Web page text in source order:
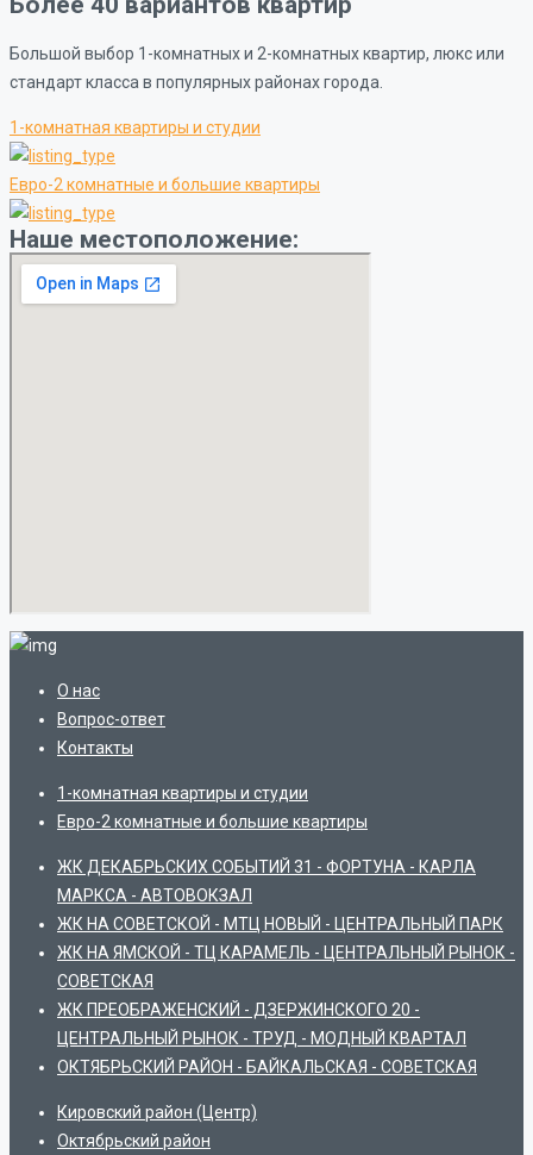
Большой выбор 1-комнатных и 2-комнатных квартир, люкс или
стандарт класса в популярных районах города.
1-комнатная квартиры и студии
Евро-2 комнатные и большие квартиры
Наше местоположение:
О нас
Вопрос-ответ
Контакты
1-комнатная квартиры и студии
Евро-2 комнатные и большие квартиры
ЖК ДЕКАБРЬСКИХ СОБЫТИЙ 31 - ФОРТУНА - КАРЛА
МАРКСА - АВТОВОКЗАЛ
ЖК НА СОВЕТСКОЙ - МТЦ НОВЫЙ - ЦЕНТРАЛЬНЫЙ ПАРК
ЖК НА ЯМСКОЙ - ТЦ КАРАМЕЛЬ - ЦЕНТРАЛЬНЫЙ РЫНОК -
СОВЕТСКАЯ
ЖК ПРЕОБРАЖЕНСКИЙ - ДЗЕРЖИНСКОГО 20 -
ЦЕНТРАЛЬНЫЙ РЫНОК - ТРУД - МОДНЫЙ КВАРТАЛ
ОКТЯБРЬСКИЙ РАЙОН - БАЙКАЛЬСКАЯ - СОВЕТСКАЯ
Кировский район (Центр)
Октябрьский район